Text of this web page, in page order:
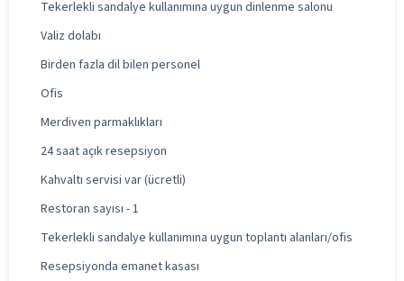
Tekerlekli sandalye kullanımına uygun dinlenme salonu
Valiz dolabı
Birden fazla dil bilen personel
Ofis
Merdiven parmaklıkları
24 saat açık resepsiyon
Kahvaltı servisi var (ücretli)
Restoran sayısı - 1
Tekerlekli sandalye kullanımına uygun toplantı alanları/ofis
Resepsiyonda emanet kasası